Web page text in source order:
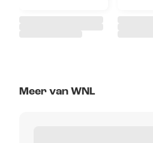
Meer van WNL